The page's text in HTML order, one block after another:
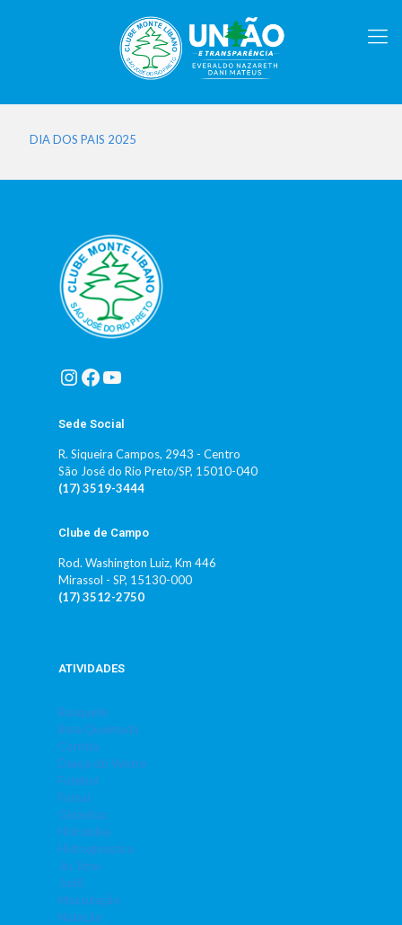
DIA DOS PAIS 2025
Instagram
Facebook
Youtube
Sede Social
R. Siqueira Campos, 2943 - Centro
São José do Rio Preto/SP, 15010-040
(17) 3519-3444
Clube de Campo
Rod. Washington Luiz, Km 446
Mirassol - SP, 15130-000
(17) 3512-2750
ATIVIDADES
Basquete
Bola Queimada
Corrida
Dança do Ventre
Futebol
Futsal
Ginástica
Hidrobike
Hidroginástica
Jiu Jitsu
Judô
Musculação
Natação